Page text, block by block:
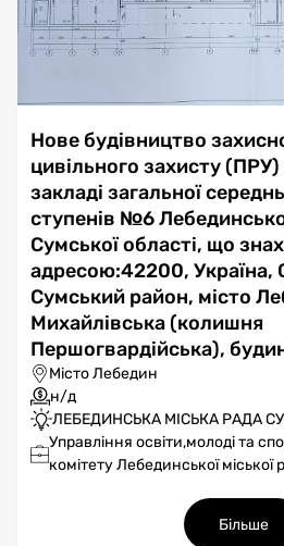
Нове будівництво
цивільного захисту
закладі загальної
ступенів №6
Сумської області, що
адресою:42200, Україна,
Сумський район, місто
Михайлівська (колишня
Першогвардійська),
Місто Лебедин
н/д
ЛЕБЕДИНСЬКА МІСЬКА РАДА
Управління освіти,молоді та
комітету Лебединської міської
Більше